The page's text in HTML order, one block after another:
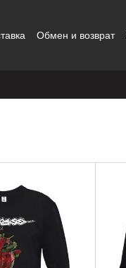
Обмен и возврат